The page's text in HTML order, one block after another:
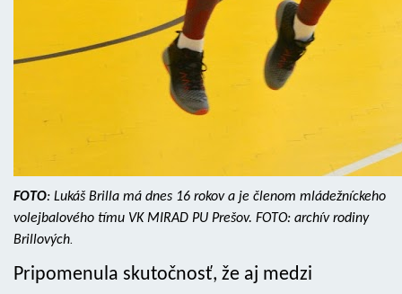
FOTO: Lukáš Brilla má dnes 16 rokov a je členom mládežníckeho
volejbalového tímu VK MIRAD PU Prešov. FOTO: archív rodiny
Brillových.
Pripomenula skutočnosť, že aj medzi